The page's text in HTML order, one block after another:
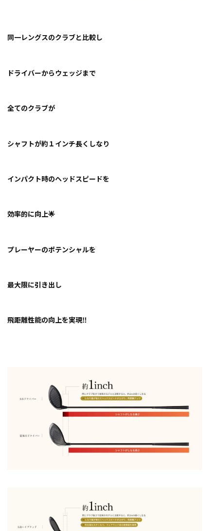
同一レングスのクラブと比較し
ドライバーからウェッジまで
全てのクラブが
シャフトが約１インチ長くしなり
インパクト時のヘッドスピードを
効率的に向上🌟
プレーヤーのポテンシャルを
最大限に引き出し
飛距離性能の向上を実現‼️